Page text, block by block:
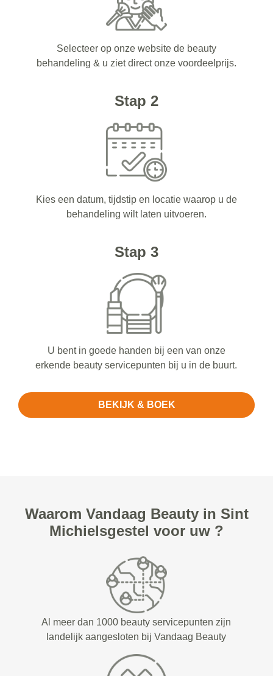
Selecteer op onze website de beauty
behandeling & u ziet direct onze voordeelprijs.
Stap 2
Kies een datum, tijdstip en locatie waarop u de
behandeling wilt laten uitvoeren.
Stap 3
U bent in goede handen bij een van onze
erkende beauty servicepunten bij u in de buurt.
BEKIJK & BOEK
Waarom Vandaag Beauty in Sint
Michielsgestel voor uw ?
Al meer dan 1000 beauty servicepunten zijn
landelijk aangesloten bij Vandaag Beauty